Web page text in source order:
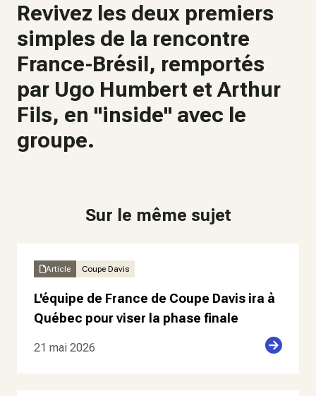
Revivez les deux premiers
simples de la rencontre
France-Brésil, remportés
par Ugo Humbert et Arthur
Fils, en "inside" avec le
groupe.
Sur le même sujet
Article Coupe Davis
L'équipe de France de Coupe Davis ira à
Québec pour viser la phase finale
21 mai 2026